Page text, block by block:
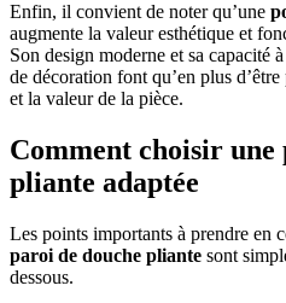
Enfin, il convient de noter qu’une
augmente la valeur esthétique et
Son design moderne et sa capacité
de décoration font qu’en plus
et la valeur de la pièce.
Comment choisir une
pliante adaptée
Les points importants à prendre en
paroi de douche pliante sont
dessous.